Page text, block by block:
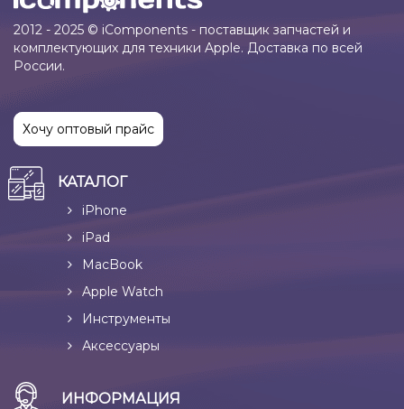
2012 - 2025 © iComponents - поставщик запчастей и
комплектующих для техники Apple. Доставка по всей
России.
Хочу оптовый прайс
КАТАЛОГ
iPhone
iPad
MacBook
Apple Watch
Инструменты
Аксессуары
ИНФОРМАЦИЯ